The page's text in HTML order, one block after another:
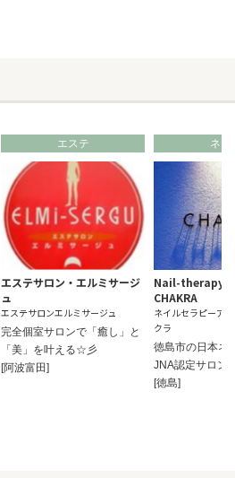
エステ
エステサロン・エルミサージ
ュ
エステサロンエルミサージュ
完全個室サロンで「癒し」と
「美」を叶える☆彡
[阿波富田]
ネイ
Nail-therapy
CHAKRA
ネイルセラピーア
クラ
徳島市の日本ネ
JNA認定サロン
[徳島]